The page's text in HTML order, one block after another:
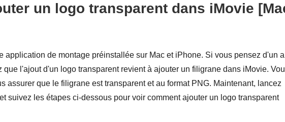
un logo transparent dans iMovie
application de montage préinstallée sur Mac et iPhone. Si vous pensez d'un
que l'ajout d'un logo transparent revient à ajouter un filigrane dans iMovie.
assurer que le filigrane est transparent et au format PNG. Maintenant, lancez
suivez les étapes ci-dessous pour voir comment ajouter un logo transparent